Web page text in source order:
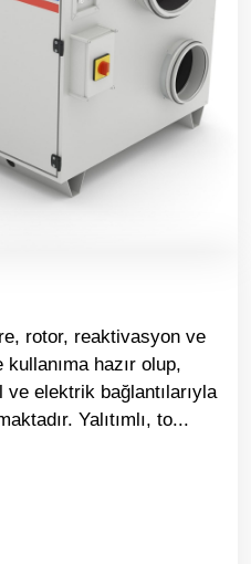
rotor, reaktivasyon ve
hazır olup,
elektrik bağlantılarıyla
Yalıtımlı, to...